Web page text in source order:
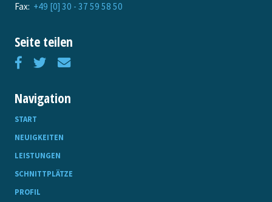
Fax: +49 [0] 30 - 37 59 58 50
Seite teilen
Navigation
START
NEUIGKEITEN
LEISTUNGEN
SCHNITTPLÄTZE
PROFIL